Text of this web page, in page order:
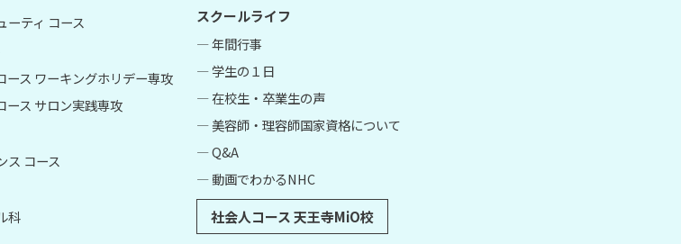
ティ コース
ス ワーキングホリデー専攻
ス サロン実践専攻
ス コース
科
スクールライフ
― 年間行事
― 学生の１日
― 在校生・卒業生の声
― 美容師・理容師国家資格について
― Q&A
― 動画でわかるNHC
社会人コース 天王寺MiO校